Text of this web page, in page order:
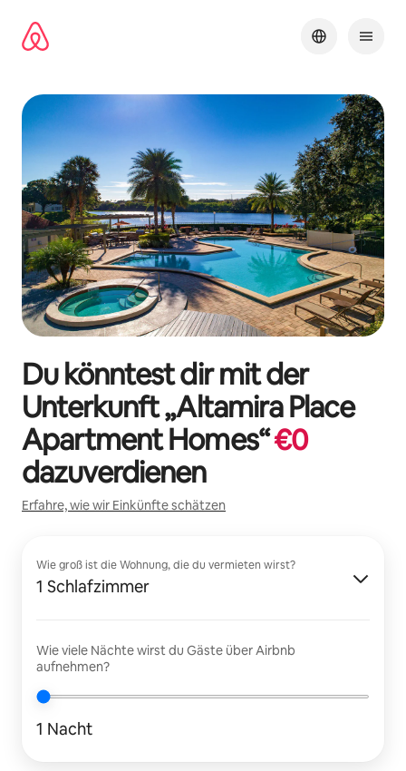
Inhalten
springen
Du könntest dir mit der
Unterkunft „Altamira Place
Apartment Homes“€0
dazuverdienen
Erfahre, wie wir Einkünfte schätzen
Wie groß ist die Wohnung, die du vermieten wirst?
1 Schlafzimmer
Wie viele Nächte wirst du Gäste über Airbnb
aufnehmen?
1 Nacht